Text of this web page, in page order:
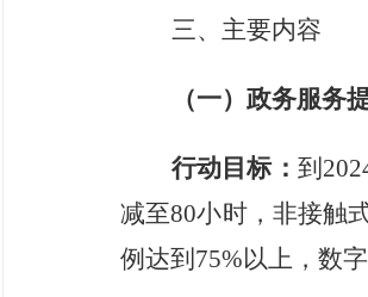
三、主要内容
（一）政务服务
行动目标： 到
减至80小时，非接触
例达到 75%以上，数